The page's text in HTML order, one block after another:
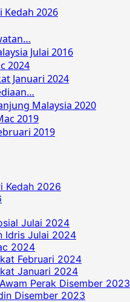
Kedah 2026
Julai 2016
2024
Januari 2024
Malaysia 2020
2019
2019
Kedah 2026
Julai 2024
Idris Julai 2024
2024
Februari 2024
Januari 2024
Perak Disember 2023
Disember 2023